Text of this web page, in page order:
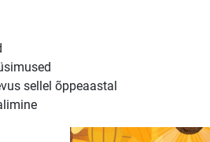
sellel õppeaastal